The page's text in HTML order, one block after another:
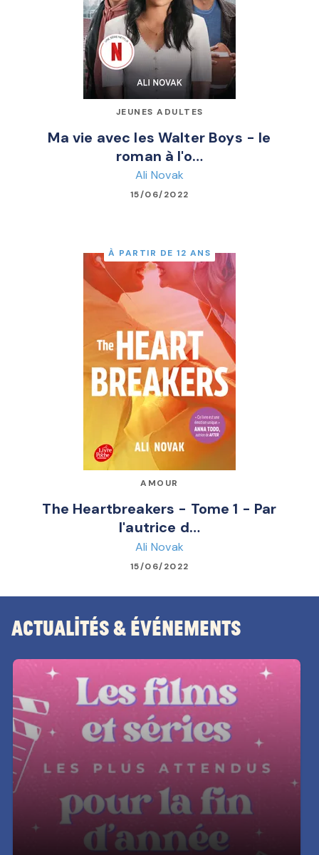
JEUNES ADULTES
Ma vie avec les Walter Boys - le
roman à l'o…
Ali Novak
15/06/2022
À PARTIR DE 12 ANS
AMOUR
The Heartbreakers - Tome 1 - Par
l'autrice d…
Ali Novak
15/06/2022
Actualités & Événements